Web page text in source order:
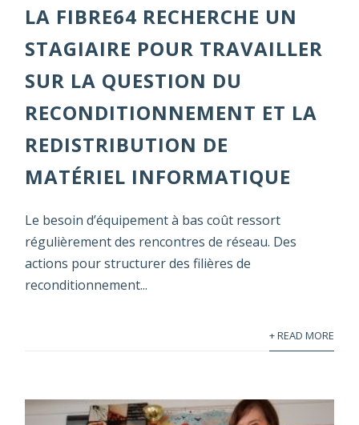
LA FIBRE64 RECHERCHE UN
STAGIAIRE POUR TRAVAILLER
SUR LA QUESTION DU
RECONDITIONNEMENT ET LA
REDISTRIBUTION DE
MATÉRIEL INFORMATIQUE
Le besoin d’équipement à bas coût ressort
régulièrement des rencontres de réseau. Des
actions pour structurer des filières de
reconditionnement...
+ READ MORE